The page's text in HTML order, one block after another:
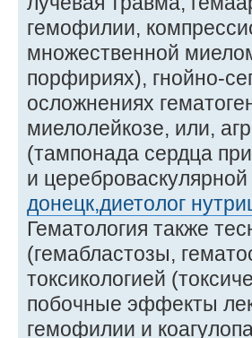
гемофилии,
множественной
порфириях), гнойно-
осложнениях
миелолейкозе, или,
(тампонада сердца
и
донецк,диетолог
Гематология также
(гемабластозы,
токсикологией
побочные эффекты
гемофилии и